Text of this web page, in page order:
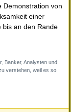
Demonstration von
einer
bis an den Rande
Banker, Analysten und
verstehen, weil es so